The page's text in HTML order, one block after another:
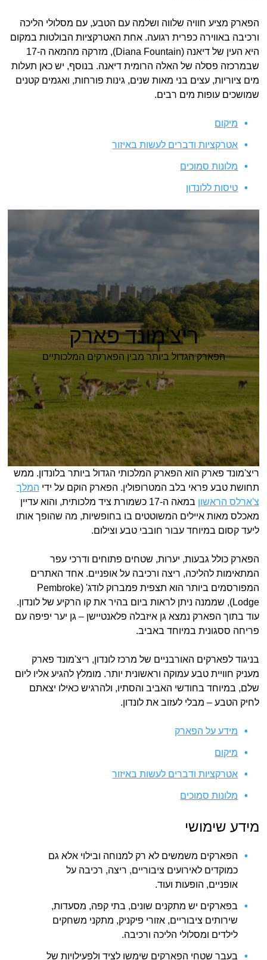
הפארק מציע חוויה שלווה ושלמה עם הטבע, עם מסלולי הליכה
ורכיבה באווירה כפרית רגועה. אחת האטרקציות הבולטות במקום
היא העין של דיאנה (Diana Fountain), מזרקה מהמאה ה-17
שבמרכזה פסלה של האלה הרומית דיאנה. בנוסף, יש כאן תעלות
מים ציוריות, עצים בני מאות שנים, גינות פורחות, ואגמים קטנים
שמושכים עופות מים רבים.
מיקום
אטרקציות ודברים לעשות באיזור
מלונות סמוכים
טיסות ללונדון
ריצ'מונד פארק
הפארק הגדול ביותר מבין הפארקים המלכותיים
ריצ'מונד פארק הוא הפארק המלכותי הגדול ביותר בלונדון. ממש
תחושת טבע פראי בלב המטרופולין. הפארק הוקם על ידי המלך
צ'ארלס הראשון
במאה ה-17 כשמורת ציד מלכותית, והוא עדיין
מאכלס מאות איילים המשוטטים בו בחופשיות, מה שהופך אותו
ליעד קסום במיוחד עבור חובבי טבע וצילום.
הפארק כולל גבעות, יערות, שטחים פתוחים ודרכי עפר
המתאימות להליכה, ריצה ורכיבה על אופניים. אחד האתרים
המפורסמים ביותר הוא תצפית פמברוק לודג' (Pembroke
Lodge), שממנה ניתן לראות ביום בהיר את קו הרקיע של לונדון.
עוד בתוך הפארק נמצא גן איזבלה פלאנטיישן – גן יער יפיפה עם
פריחה ססגונית במיוחד באביב.
בניגוד לפארקים האורבניים של מרכז לונדון, ריצ'מונד פארק
מעניק חוויית טבע עמוקה וראשונית יותר. מומלץ להגיע אליו ליום
שלם, במיוחד בחודשי האביב והסתיו, ולהרגיש כאילו יצאתם
לחיק הטבע – מבלי לעזוב את לונדון.
מידע על הפארק
מיקום
אטרקציות ודברים לעשות באיזור
מלונות סמוכים
מידע שימושי
הפארקים משמשים לא רק למנוחה ובילוי אלא גם
כמוקדים לאירועים ציבוריים, ריצה, רכיבה על
אופניים, הופעות ועוד.
בפארקים יש מתקנים שונים, בתי קפה, מסעדות,
שירותים ציבוריים, אזורי פיקניק, מתקני משחקים
לילדים ומסלולי הליכה ורכיבה.
בעבר שטחי הפארקים שימשו לציד ולפעילויות של